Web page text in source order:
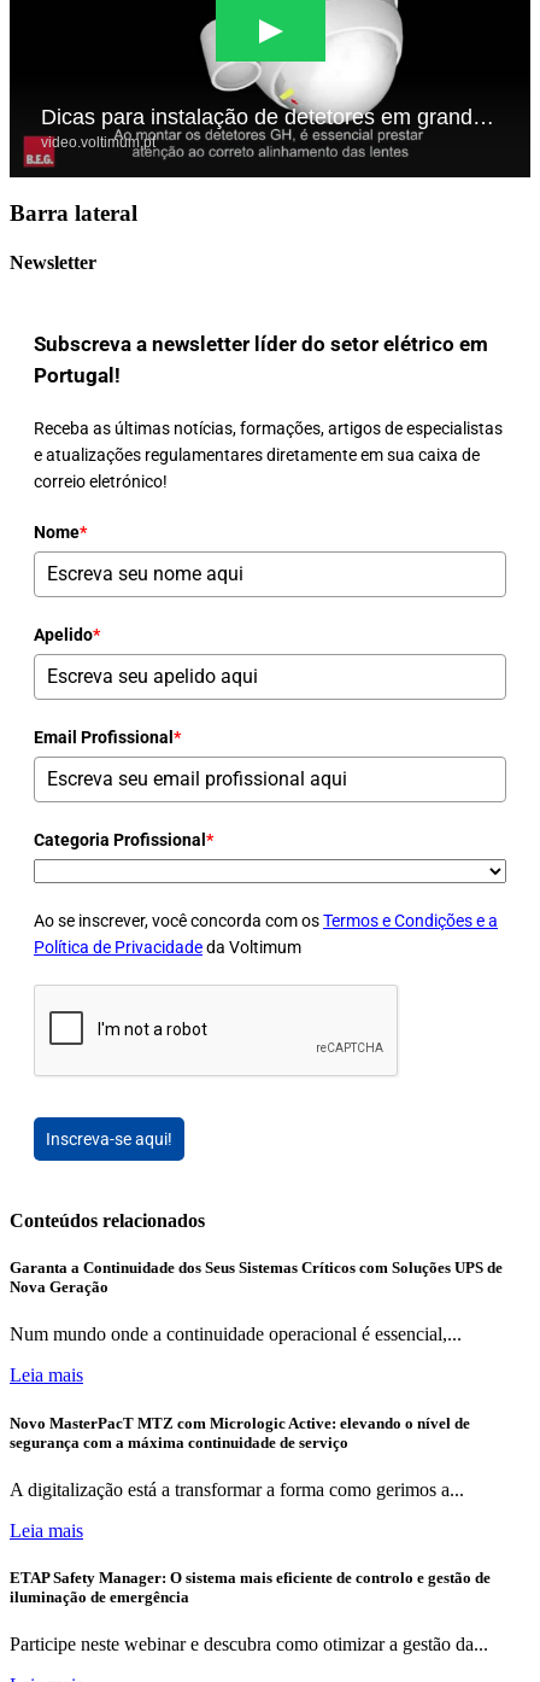
Barra lateral
Newsletter
Subscreva a newsletter líder do setor elétrico em
Portugal!
Receba as últimas notícias, formações, artigos de especialistas
e atualizações regulamentares diretamente em sua caixa de
correio eletrónico!
Nome*
Apelido*
Email Profissional *
Categoria Profissional *
Ao se inscrever, você concorda com osTermos e Condições e a
Política de Privacidadeda Voltimum
Inscreva-se aqui!
Conteúdos relacionados
Garanta a Continuidade dos Seus Sistemas Críticos com Soluções UPS de
Nova Geração
Num mundo onde a continuidade operacional é essencial,...
Leia mais
Novo MasterPacT MTZ com Micrologic Active: elevando o nível de
segurança com a máxima continuidade de serviço
A digitalização está a transformar a forma como gerimos a...
Leia mais
ETAP Safety Manager: O sistema mais eficiente de controlo e gestão de
iluminação de emergência
Participe neste webinar e descubra como otimizar a gestão da...